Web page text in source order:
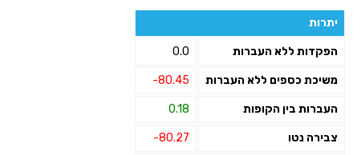
יתרות
הפקדות ללא העברות 0.0
משיכת כספים ללא העברות -80.45
העברות בין הקופות 0.18
צבירה נטו -80.27